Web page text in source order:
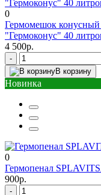
0
Гермомешок конусный
"Гермоконус" 40
4 500р.
-
В корзину
Новинка
0
Гермопенал
900р.
-